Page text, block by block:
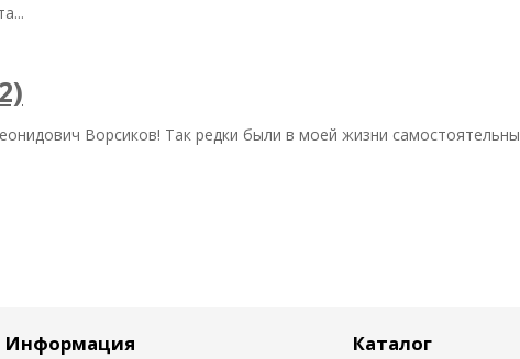
Ворсиков! Так редки были в моей жизни
Информация Каталог